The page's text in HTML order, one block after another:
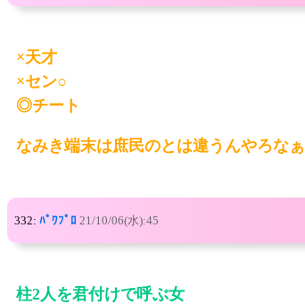
×天才
×セン○
◎チート
なみき端末は庶民のとは違うんやろなぁ
332: ﾊﾟﾜﾌﾟﾛ 21/10/06(水):45
柱2人を君付けで呼ぶ女